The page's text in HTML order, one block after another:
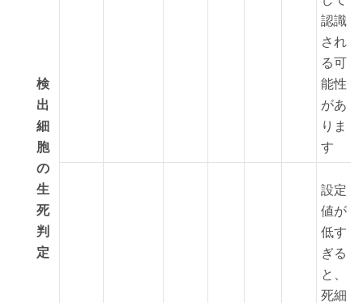
検
出
細
胞
の
生
死
判
定
認識
され
る可
能性
があ
りま
す
設定
値が
低す
ぎる
と、
死細